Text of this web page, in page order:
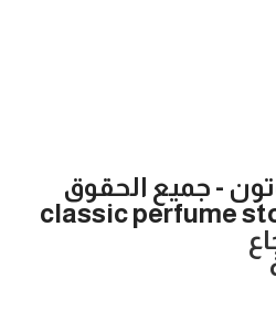
- جميع الحقوق